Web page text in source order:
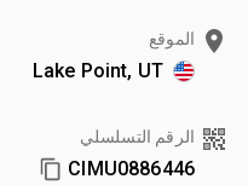
الموقع
Lake Point, UT
الرقم التسلسلي
CIMU0886446